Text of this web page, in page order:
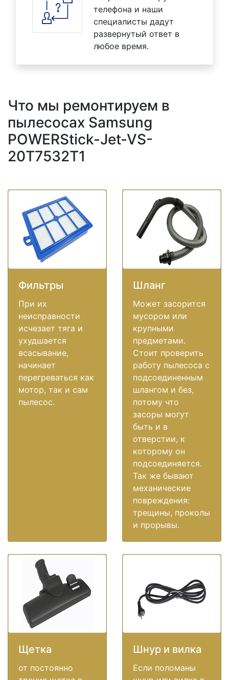
телефона и наши
специалисты дадут
развернутый ответ в
любое время.
Что мы ремонтируем в
пылесосах Samsung
POWERStick-Jet-VS-
20T7532T1
Фильтры
При их
неисправности
исчезает тяга и
ухудшается
всасывание,
начинает
перегреваться как
мотор, так и сам
пылесос.
Шланг
Может засорится
мусором или
крупными
предметами.
Стоит проверить
работу пылесоса с
подсоединенным
шлангом и без,
потому что
засоры могут
быть и в
отверстии, к
которому он
подсоединяется.
Так же бывают
механические
повреждения:
трещины, проколы
и прорывы.
Щетка
от постоянно
Шнур и вилка
Если поломаны